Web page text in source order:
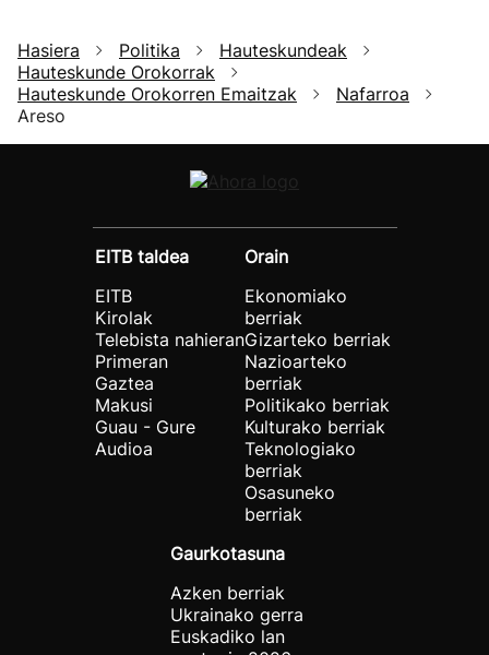
Hasiera Politika
Hauteskundeak
Hauteskunde Orokorrak
Hauteskunde Orokorren Emaitzak
Nafarroa
Areso
EITB taldea
EITB
Kirolak
Telebista nahieran
Primeran
Gaztea
Makusi
Guau - Gure
Audioa
Orain
Ekonomiako
berriak
Gizarteko berriak
Nazioarteko
berriak
Politikako berriak
Kulturako berriak
Teknologiako
berriak
Osasuneko
berriak
Gaurkotasuna
Azken berriak
Ukrainako gerra
Euskadiko lan